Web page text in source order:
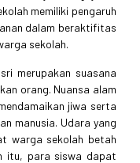
memiliki pengaruh
dalam beraktifitas
sekolah.
merupakan suasana
orang. Nuansa alam
jiwa serta
manusia. Udara yang
warga sekolah betah
itu, para siswa dapat